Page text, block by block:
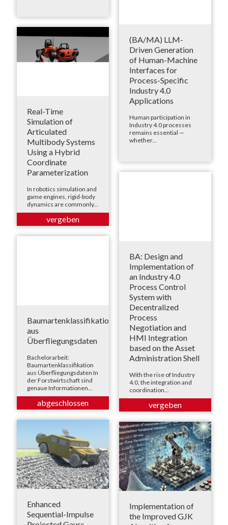
(BA/MA) LLM-
Driven Generation
of Human-Machine
Interfaces for
Process-Specific
Industry 4.0
Applications
Human participation in
Industry 4.0 processes
remains essential —
whether...
Real-Time
Simulation of
Articulated
Multibody Systems
Using a Hybrid
Coordinate
Parameterization
In robotics simulation and
game engines, rigid-body
dynamics are commonly...
BA: Design and
Implementation of
an Industry 4.0
Process Control
System with
Decentralized
Process
Negotiation and
HMI Integration
based on the Asset
Administration Shell
With the rise of Industry
4.0, the integration and
coordination...
Baumartenklassifikation
aus
Überfliegungsdaten
Bachelorarbeit:
Baumartenklassifikation
aus Überfliegungsdaten In
der Forstwirtschaft sind
genaue Informationen...
Enhanced
Sequential-Impulse
Implementation of
the Improved GJK